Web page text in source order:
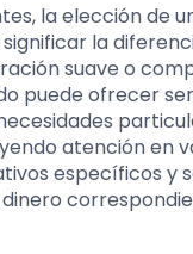
la elección de
la
suave o
puede ofrecer
atención en
específicos y